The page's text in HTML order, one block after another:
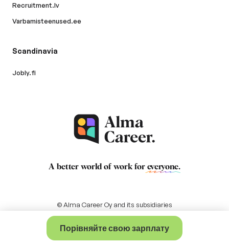
Порівняйте свою зарплату
Recruitment.lv
Varbamisteenused.ee
Scandinavia
Jobly.fi
A better world of work for everyone.
© Alma Career Oy and its subsidiaries